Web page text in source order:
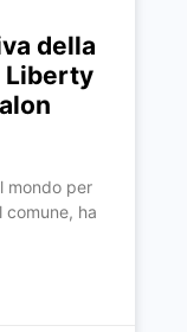
della
Liberty
mondo per
comune, ha